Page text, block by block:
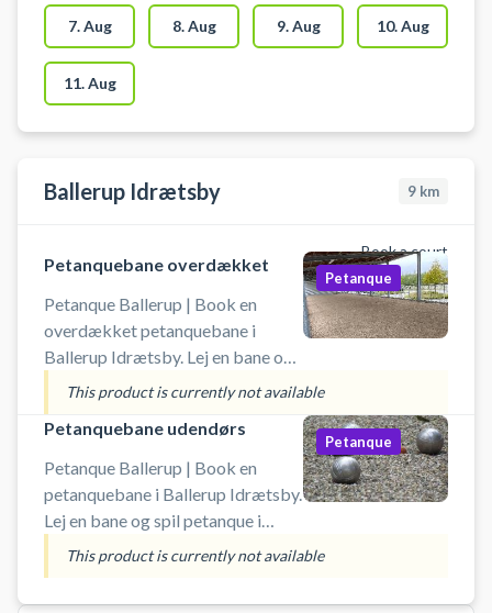
Idrætspark. Der er gode
parkeringsmuligheder og du
medbringer selv udstyr. Bemærk:
Du booker for 30 min ad gangen.
Hvis du ønsker at spille en time,
7. Aug 8. Aug 9. Aug 10. Aug
11. Aug
Ballerup Idrætsby 9 km
Book a court
Petanquebane overdækket
Petanque Ballerup | Book en
overdækket petanquebane i
Ballerup Idrætsby. Lej en bane og
spil petanque i Ballerup også når
det regner. Der er gode
parkeringsmuligheder og du
medbringer selv udstyr.
Petanque
This product is currently not available
Petanquebane udendørs
Petanque Ballerup | Book en
petanquebane i Ballerup Idrætsby.
Lej en bane og spil petanque i
Ballerup på en af
petanquebanerne ved Ballerup
Idrætsby. Der er gode
Petanque
This product is currently not available